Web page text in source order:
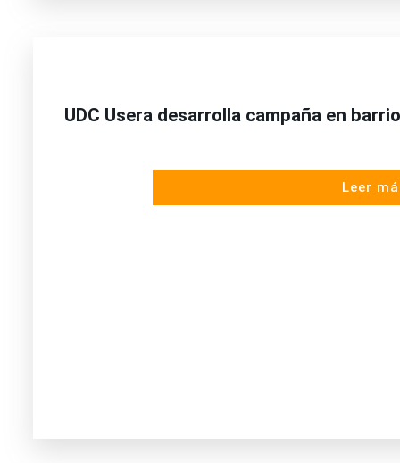
UDC Usera desarrolla campaña en
Leer